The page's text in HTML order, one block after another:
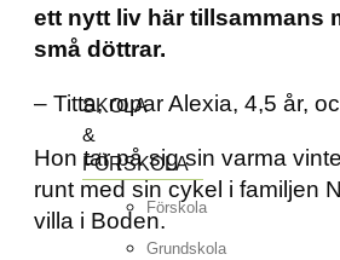
SKOLA
&
FÖRSKOLA
Förskola
Grundskola
ett nytt liv här tillsammans
små döttrar.
– Titta, ropar Alexia, 4,5 år,
Hon tar på sig sin varma
runt med sin cykel i familjen
villa i Boden.